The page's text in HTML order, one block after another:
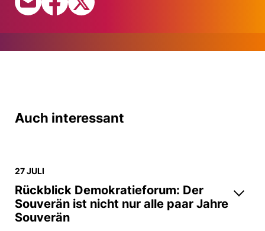
Auch interessant
27 JULI
Rückblick Demokratieforum: Der
Souverän ist nicht nur alle paar Jahre
Souverän